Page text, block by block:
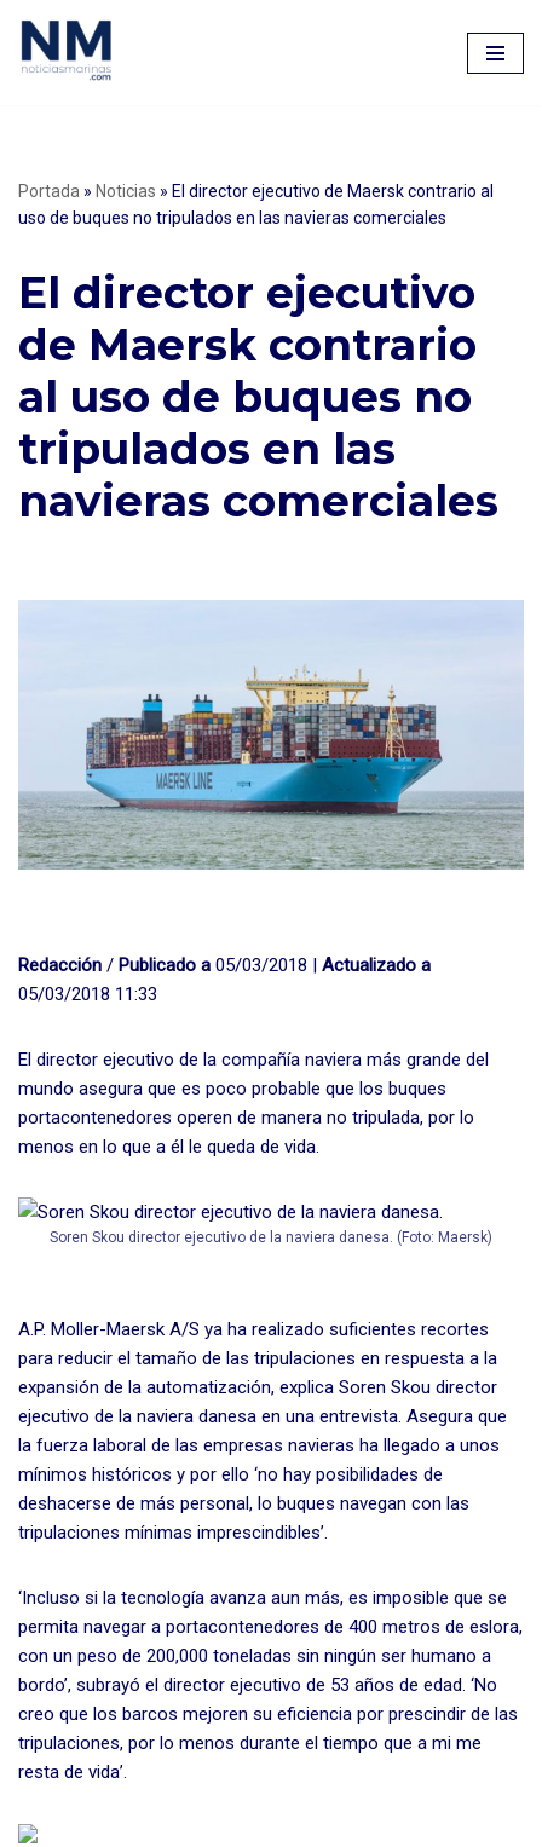
Saltar
Portada » Noticias » El director ejecutivo de Maersk contrario al
uso de buques no tripulados en las navieras comerciales
El director ejecutivo
de Maersk contrario
al uso de buques no
tripulados en las
navieras comerciales
Redacción / Publicado a 05/03/2018 | Actualizado a
05/03/2018 11:33
El director ejecutivo de la compañía naviera más grande del
mundo asegura que es poco probable que los buques
portacontenedores operen de manera no tripulada, por lo
menos en lo que a él le queda de vida.
Soren Skou director ejecutivo de la naviera danesa. (Foto: Maersk)
A.P. Moller-Maersk A/S ya ha realizado suficientes recortes
para reducir el tamaño de las tripulaciones en respuesta a la
expansión de la automatización, explica Soren Skou director
ejecutivo de la naviera danesa en una entrevista. Asegura que
la fuerza laboral de las empresas navieras ha llegado a unos
mínimos históricos y por ello ‘no hay posibilidades de
deshacerse de más personal, lo buques navegan con las
tripulaciones mínimas imprescindibles’.
‘Incluso si la tecnología avanza aun más, es imposible que se
permita navegar a portacontenedores de 400 metros de eslora,
con un peso de 200,000 toneladas sin ningún ser humano a
bordo’, subrayó el director ejecutivo de 53 años de edad. ‘No
creo que los barcos mejoren su eficiencia por prescindir de las
tripulaciones, por lo menos durante el tiempo que a mi me
resta de vida’.